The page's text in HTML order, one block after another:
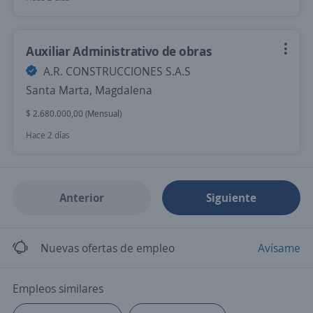
Auxiliar Administrativo de obras
A.R. CONSTRUCCIONES S.A.S
Santa Marta, Magdalena
$ 2.680.000,00 (Mensual)
Hace 2 días
Anterior Siguiente
Nuevas ofertas de empleo Avísame
Empleos similares